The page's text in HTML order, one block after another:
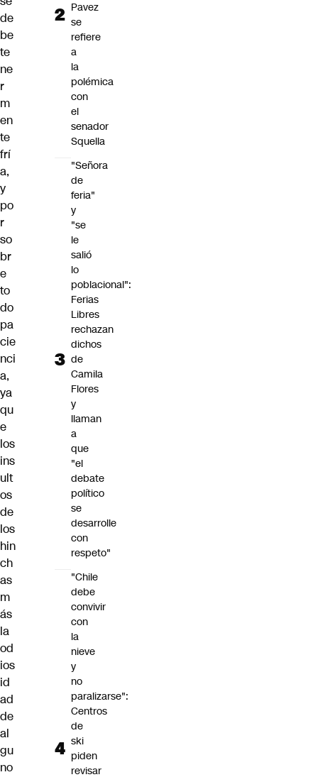
de
be
te
ne
r
m
en
te
frí
a,
y
po
r
so
br
e
to
do
pa
cie
nci
a,
ya
qu
e
los
ins
ult
os
de
los
hin
ch
as
m
ás
la
od
ios
id
ad
de
al
gu
no
Pavez
se
refiere
a
la
polémica
con
el
senador
Squella
"Señora
de
feria"
y
"se
le
salió
lo
poblacional":
Ferias
Libres
rechazan
dichos
de
Camila
Flores
y
llaman
a
que
"el
debate
político
se
desarrolle
con
respeto"
"Chile
debe
convivir
con
la
nieve
y
no
paralizarse":
Centros
de
ski
piden
revisar